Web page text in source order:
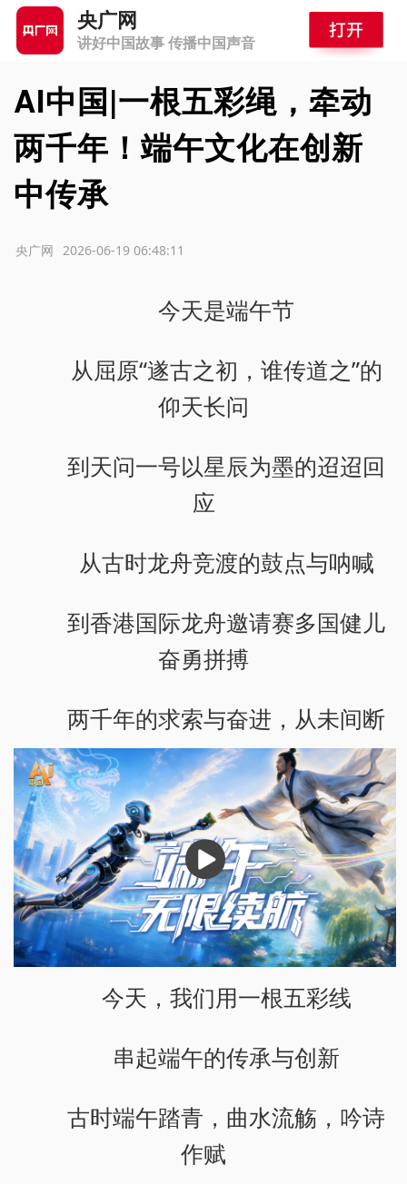
央广网
讲好中国故事 传播中国声音
AI中国|一根五彩绳，牵动
两千年！端午文化在创新
中传承
2026-06-19 06:48:11
央广网
今天是端午节
从屈原“遂古之初，谁传道之”的
仰天长问
到天问一号以星辰为墨的迢迢回
应
从古时龙舟竞渡的鼓点与呐喊
到香港国际龙舟邀请赛多国健儿
奋勇拼搏
两千年的求索与奋进，从未间断
播
放
今天，我们用一根五彩线
串起端午的传承与创新
古时端午踏青，曲水流觞，吟诗
作赋